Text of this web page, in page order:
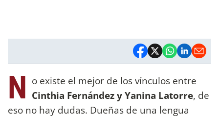
N o existe el mejor de los vínculos entre
Cinthia Fernández y Yanina Latorre, de
eso no hay dudas. Dueñas de una lengua